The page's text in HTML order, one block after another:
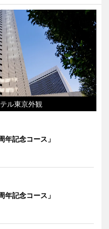
ル東京外観
年記念コース」
年記念コース」